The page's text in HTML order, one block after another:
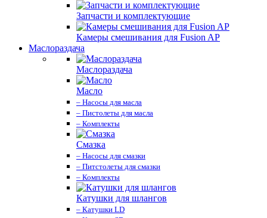
Запчасти и комплектующие
Камеры смешивания для Fusion AP
Маслораздача
Маслораздача
Масло
– Насосы для масла
– Пистолеты для масла
– Комплекты
Смазка
– Насосы для смазки
– Питстолеты для смазки
– Комплекты
Катушки для шлангов
– Катушки LD